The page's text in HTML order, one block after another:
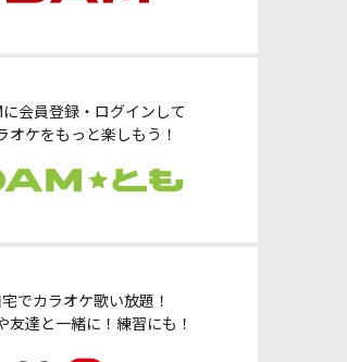
に会員登録・ログインして
オケをもっと楽しもう！
宅でカラオケ歌い放題！
友達と一緒に！練習にも！